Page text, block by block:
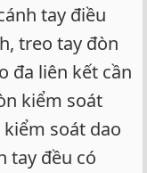
tay điều
treo tay đòn
đa liên kết cần
kiểm soát
soát dao
tay đều có